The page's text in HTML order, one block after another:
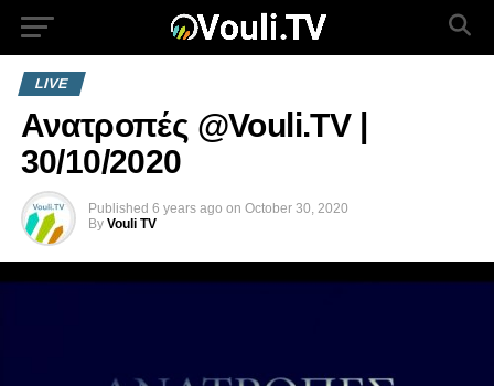
LIVE
Ανατροπές @Vouli.TV |
30/10/2020
Published 6 years ago on October 30, 2020
By Vouli TV